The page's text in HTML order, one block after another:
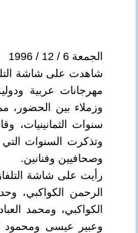
الجمعة 6 / 12 / 1996
شاهدت على شاشة
مهرجانات عربية
وزملاء بين الحضور،
سنوات الثمانينيات،
وتذكرت السنوات
وصحافيين وفنانين.
رأيت على شاشة
الرحمن الكواكبي،
الكواكبي، ومحمد
وعبير عيسى ومحمود